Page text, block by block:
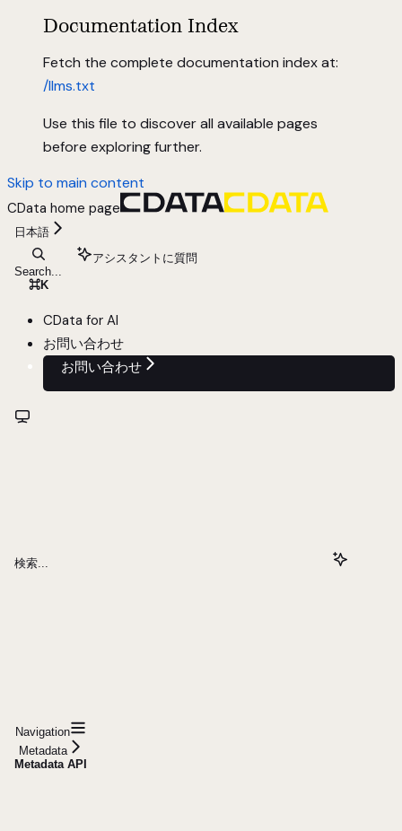
Documentation Index
Fetch the complete documentation index at:
/llms.txt
Use this file to discover all available pages
before exploring further.
Skip to main content
CData home page
日本語
Search...
⌘K
アシスタントに質問
CData for AI
お問い合わせ
お問い合わせ
検索...
Navigation
Metadata
Metadata API